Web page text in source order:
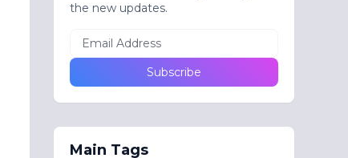
the new updates.
Main Tags